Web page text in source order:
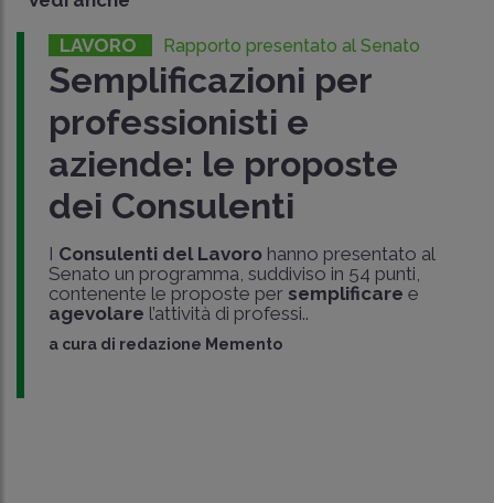
LAVORO Rapporto presentato al Senato
Semplificazioni per
professionisti e
aziende: le proposte
dei Consulenti
I Consulenti del Lavorohanno presentato al
Senato un programma, suddiviso in 54 punti,
contenente le proposte per semplificare e
agevolare l’attività di professi..
a cura di redazione Memento